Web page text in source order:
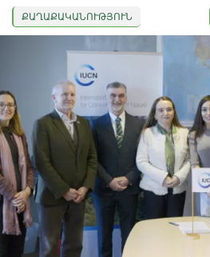
ՔԱՂԱՔԱԿԱՆՈՒԹՅՈՒՆ